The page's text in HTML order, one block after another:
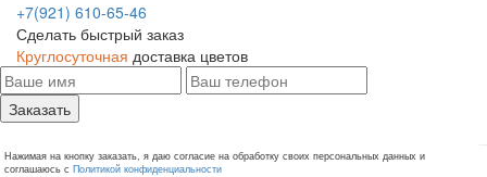
+7(921) 610-65-46
Сделать быстрый заказ
Круглосуточная доставка цветов
Заказать
Нажимая на кнопку заказать, я даю согласие на обработку своих персональных данных и
соглашаюсь с Политикой конфиденциальности